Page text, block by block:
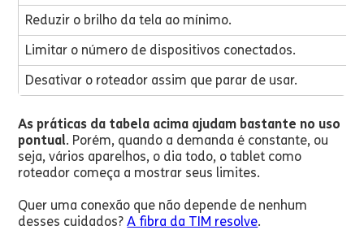
Reduzir o brilho da tela ao mínimo.
Limitar o número de dispositivos conectados.
Desativar o roteador assim que parar de usar.
As práticas da tabela acima ajudam bastante no uso
pontual. Porém, quando a demanda é constante, ou
seja, vários aparelhos, o dia todo, o tablet como
roteador começa a mostrar seus limites.
Quer uma conexão que não depende de nenhum
desses cuidados?A fibra da TIM resolve.